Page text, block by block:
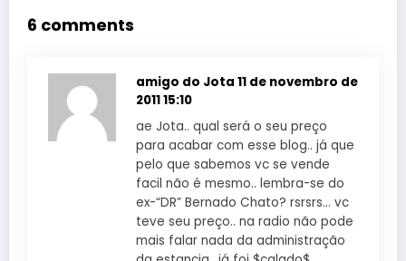
6 comments
amigo do Jota 11 de novembro de
2011 15:10
ae Jota.. qual será o seu preço
para acabar com esse blog.. já que
pelo que sabemos vc se vende
facil não é mesmo.. lembra-se do
ex-“DR” Bernado Chato? rsrsrs… vc
teve seu preço.. na radio não pode
mais falar nada da administração